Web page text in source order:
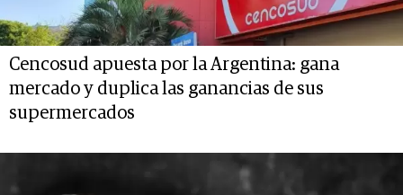
Cencosud apuesta por la Argentina: gana
mercado y duplica las ganancias de sus
supermercados